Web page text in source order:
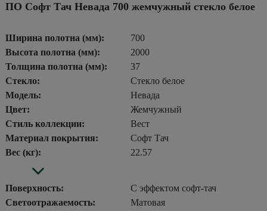
ПО Софт Тач Невада 700 жемчужный стекло белое
Ширина полотна (мм):
700
Высота полотна (мм):
2000
Толщина полотна (мм):
37
Стекло:
Стекло белое
Модель:
Невада
Цвет:
Жемчужный
Стиль коллекции:
Вест
Материал покрытия:
Софт Тач
Вес (кг):
22.57
Поверхность:
С эффектом софт-тач
Светоотражаемость:
Матовая